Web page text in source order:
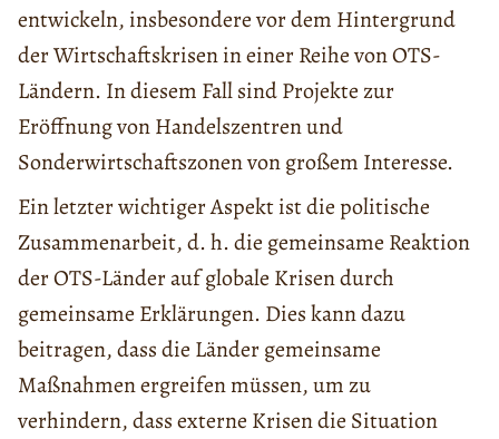
entwickeln, insbesondere vor dem Hintergrund
der Wirtschaftskrisen in einer Reihe von OTS-
Ländern. In diesem Fall sind Projekte zur
Eröffnung von Handelszentren und
Sonderwirtschaftszonen von großem Interesse.
Ein letzter wichtiger Aspekt ist die politische
Zusammenarbeit, d. h. die gemeinsame Reaktion
der OTS-Länder auf globale Krisen durch
gemeinsame Erklärungen. Dies kann dazu
beitragen, dass die Länder gemeinsame
Maßnahmen ergreifen müssen, um zu
verhindern, dass externe Krisen die Situation